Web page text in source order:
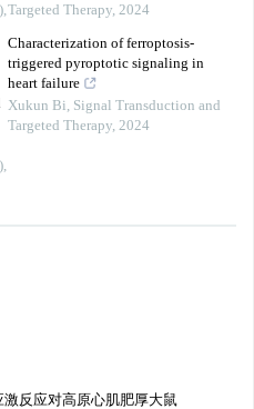
,
,
Targeted Therapy, 2024
Characterization of ferroptosis-
triggered pyroptotic signaling in
heart failure
Xukun Bi, Signal Transduction and
Targeted Therapy, 2024
反应对高原心肌肥厚大鼠